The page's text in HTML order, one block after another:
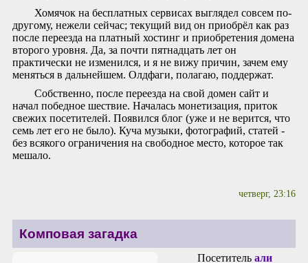
Хомячок на бесплатных сервисах выглядел совсем по-
другому, нежели сейчас; текущий вид он приобрёл как раз
после переезда на платный хостинг и приобретения домена
второго уровня. Да, за почти пятнадцать лет он
практически не изменился, и я не вижу причин, зачем ему
меняться в дальнейшем. Олдфаги, полагаю, поддержат.
Собственно, после переезда на свой домен сайт и
начал победное шествие. Началась монетизация, приток
свежих посетителей. Появился блог (уже и не верится, что
семь лет его не было). Куча музыки, фотографий, статей -
без всякого ограничения на свободное место, которое так
мешало.
четверг, 23:16
Комповая загадка
Посетитель али